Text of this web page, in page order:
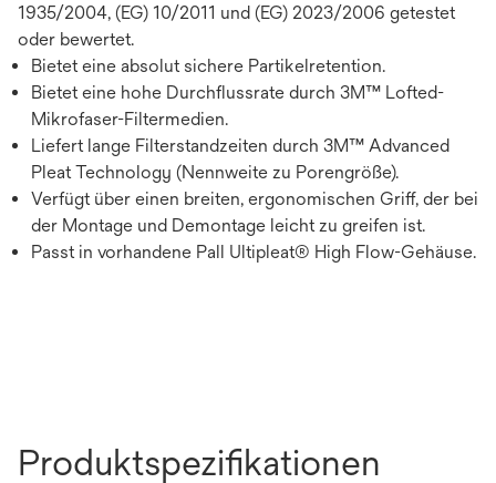
1935/2004, (EG) 10/2011 und (EG) 2023/2006 getestet
oder bewertet.
Bietet eine absolut sichere Partikelretention.
Bietet eine hohe Durchflussrate durch 3M™ Lofted-
Mikrofaser-Filtermedien.
Liefert lange Filterstandzeiten durch 3M™ Advanced
Pleat Technology (Nennweite zu Porengröße).
Verfügt über einen breiten, ergonomischen Griff, der bei
der Montage und Demontage leicht zu greifen ist.
Passt in vorhandene Pall Ultipleat® High Flow-Gehäuse.
Produktspezifikationen